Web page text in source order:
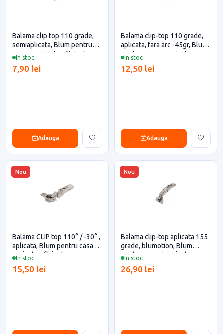
In stoc
Balama clip top 110 grade,
semiaplicata, Blum pentru
casa si proiecte eficiente
7,90 lei
Adauga
In stoc
Balama clip-top 110 grade,
aplicata, fara arc -45gr, Blum
pentru casa si proiecte
12,50 lei
Adauga
Nou
In stoc
Balama CLIP top 110° / -30° ,
aplicata, Blum pentru casa si
proiecte eficiente
15,50 lei
Nou
In stoc
Balama clip-top aplicata 155
grade, blumotion, Blum
pentru casa si proiecte
26,90 lei